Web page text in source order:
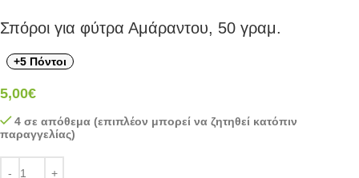
Σπόροι για φύτρα Αμάραντου, 50 γραμ.
+5 Πόντοι
5,00€
4 σε απόθεμα (επιπλέον μπορεί να ζητηθεί κατόπιν
παραγγελίας)